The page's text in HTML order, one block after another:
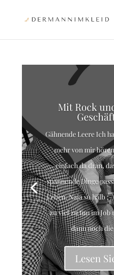
Mit Rock
Gähnende Leere Ich
mehr von mir
einfach da dran,
spannende Dinge
Leben. Naja so halb
zu viel zu tun im Job
dann noch
Lesen